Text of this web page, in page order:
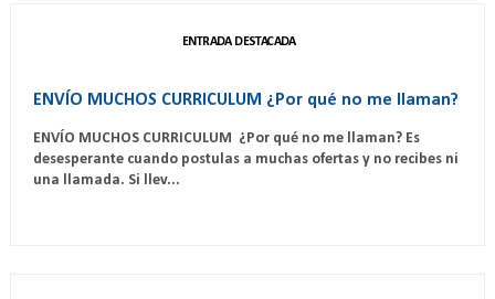
ENTRADA DESTACADA
ENVÍO MUCHOS CURRICULUM ¿Por qué no me llaman?
ENVÍO MUCHOS CURRICULUM ¿Por qué no me llaman? Es
desesperante cuando postulas a muchas ofertas y no recibes ni
una llamada. Si llev...